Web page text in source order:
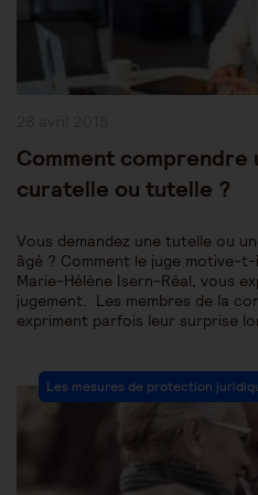
Comment comprendre
curatelle ou tutelle ?
Vous demandez une tutelle ou
âgé ? Comment le juge motive-
Marie-Hélène Isern-Réal, vous
jugement. Les membres de la
expriment parfois leur surprise
Post
Category:
Les mesures de protection